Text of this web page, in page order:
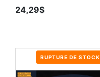
24,29$
RUPTURE DE STOCK